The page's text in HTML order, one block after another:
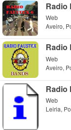
Radio
Web
Aveiro,
Radio
Web
Aveiro,
Radio
Web
Leiria,